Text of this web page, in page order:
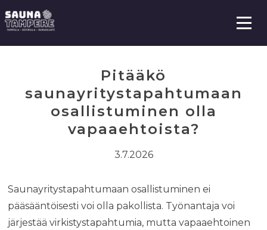
r
a
Pitääkö
saunayritystapahtumaan
osallistuminen olla
vapaaehtoista?
3.7.2026
Saunayritystapahtumaan osallistuminen ei
pääsääntöisesti voi olla pakollista. Työnantaja voi
järjestää virkistystapahtumia, mutta vapaaehtoinen